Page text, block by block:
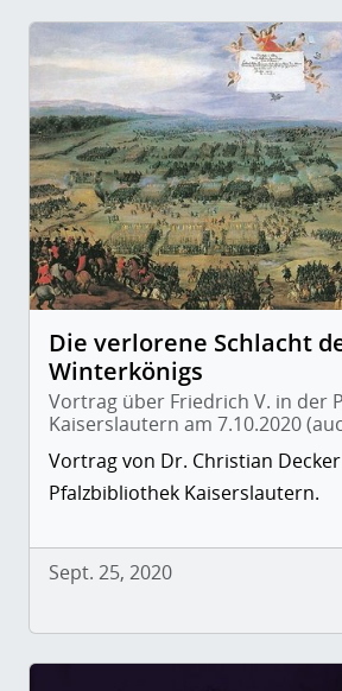
Die verlorene Schlacht
Winterkönigs
Vortrag über Friedrich V. in der
Kaiserslautern am 7.10.2020
Vortrag von Dr. Christian
Pfalzbibliothek Kaiserslautern.
Sept. 25, 2020